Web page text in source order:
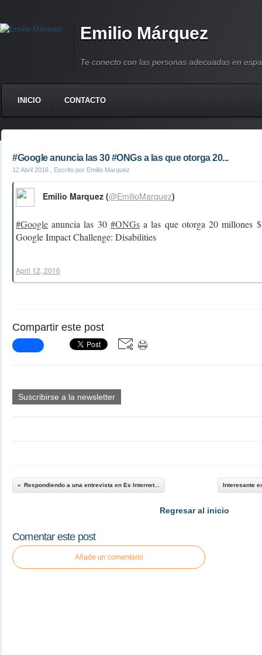
Emilio Márquez
Te conecto con las personas adecuadas en
INICIO CONTACTO
#Google anuncia las 30 #ONGs a las que otorga 20...
12 Abril 2016 , Escrito por Emilio Marquez
#Google anuncia las 30 #ONGsa las que otorga 20 millones
Google Impact Challenge: Disabilities
Emilio Marquez (@EmilioMarquez)
April 12, 2016
Compartir este post
Suscribirse a la newsletter
Respondiendo a una entrevista en Es Internet... Interesante
Regresar al inicio
Comentar este post
Añade un comentario